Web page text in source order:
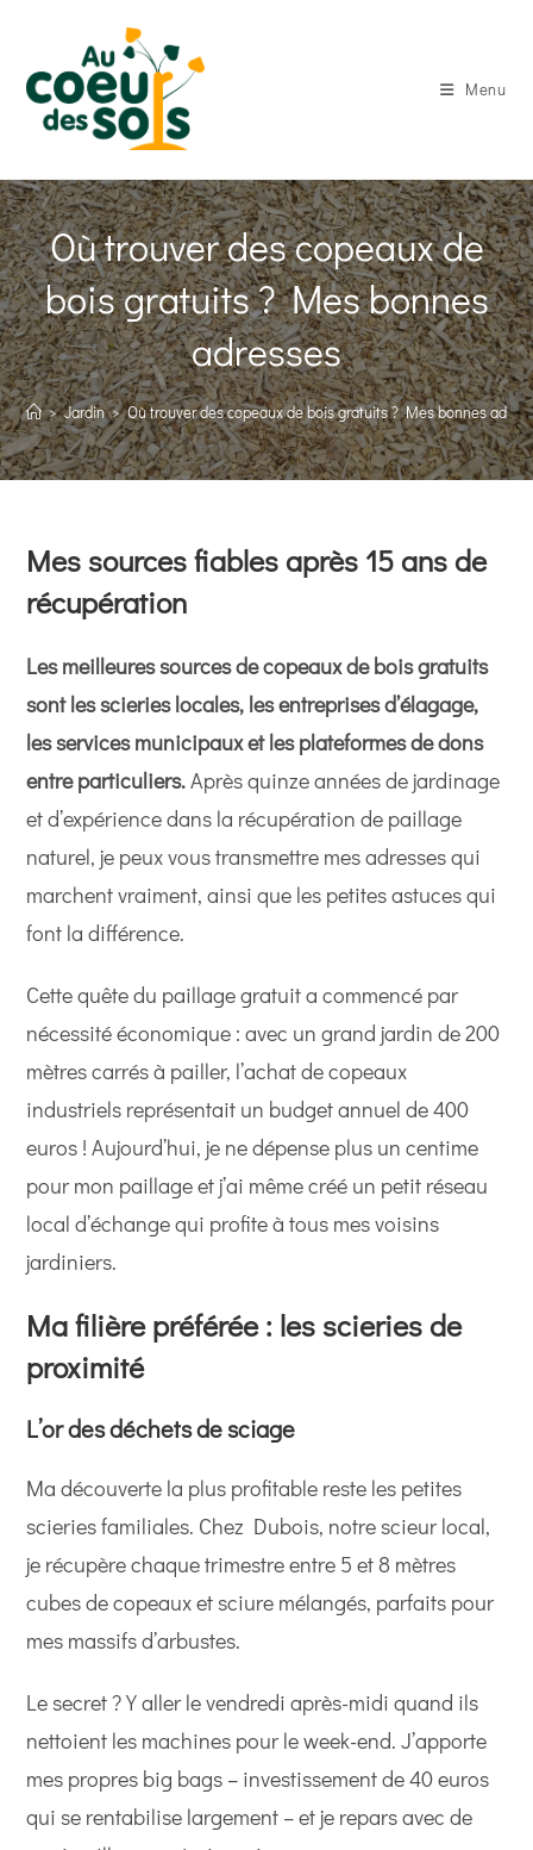
content
Menu
Où trouver des copeaux de
bois gratuits ? Mes bonnes
adresses
> Jardin > Où trouver des copeaux de bois gratuits ? Mes bonnes
Mes sources fiables après 15 ans de
récupération
Les meilleures sources de copeaux de bois gratuits
sont les scieries locales, les entreprises d’élagage,
les services municipaux et les plateformes de dons
entre particuliers.Après quinze années de jardinage
et d’expérience dans la récupération de paillage
naturel, je peux vous transmettre mes adresses qui
marchent vraiment, ainsi que les petites astuces qui
font la différence.
Cette quête du paillage gratuit a commencé par
nécessité économique : avec un grand jardin de 200
mètres carrés à pailler, l’achat de copeaux
industriels représentait un budget annuel de 400
euros ! Aujourd’hui, je ne dépense plus un centime
pour mon paillage et j’ai même créé un petit réseau
local d’échange qui profite à tous mes voisins
jardiniers.
Ma filière préférée : les scieries de
proximité
L’or des déchets de sciage
Ma découverte la plus profitable reste les petites
scieries familiales. Chez Dubois, notre scieur local,
je récupère chaque trimestre entre 5 et 8 mètres
cubes de copeaux et sciure mélangés, parfaits pour
mes massifs d’arbustes.
Le secret ? Y aller le vendredi après-midi quand ils
nettoient les machines pour le week-end. J’apporte
mes propres big bags – investissement de 40 euros
qui se rentabilise largement – et je repars avec de